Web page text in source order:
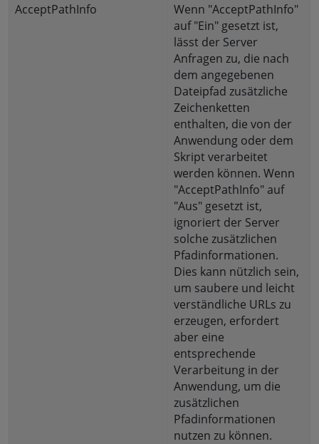
AcceptPathInfo
Wenn "AcceptPathInfo"
auf "Ein" gesetzt ist,
lässt der Server
Anfragen zu, die nach
dem angegebenen
Dateipfad zusätzliche
Zeichenketten
enthalten, die von der
Anwendung oder dem
Skript verarbeitet
werden können. Wenn
"AcceptPathInfo" auf
"Aus" gesetzt ist,
ignoriert der Server
solche zusätzlichen
Pfadinformationen.
Dies kann nützlich sein,
um saubere und leicht
verständliche URLs zu
erzeugen, erfordert
aber eine
entsprechende
Verarbeitung in der
Anwendung, um die
zusätzlichen
Pfadinformationen
nutzen zu können.